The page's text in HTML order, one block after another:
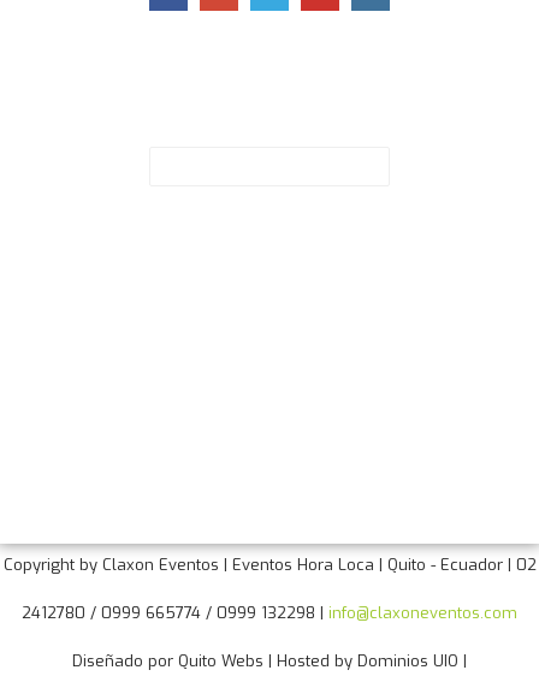
Copyright by Claxon Eventos | Eventos Hora Loca | Quito - Ecuador | 02
2412780 / 0999 665774 / 0999 132298 | info@claxoneventos.com
Diseñado por Quito Webs | Hosted by Dominios UIO |